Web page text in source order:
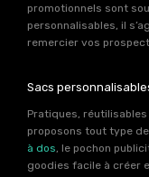
promotionnels sont
personnalisables, il
remercier vos
Sacs
Pratiques, réutilisables
proposons tout type
à dos, le pochon
goodies facile à créer